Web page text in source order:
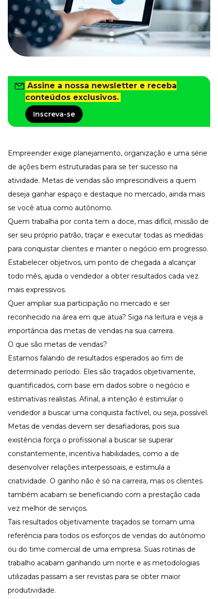
Tudo para facilitar a rotina
Imprensa
VR na Imprensa
Cursos
Todos os Cursos
Explore o nosso acervo
Departamento Pessoal
Para simplificar os processos
Eleve os resultados da organização
Gestão de Pessoas e Liderança
Recursos Humanos
Fortaleça a cultura organizacional
Desenvolva a sua equipe
Materiais Gratuitos
Materiais Gratuitos
Todos os Materiais Gratuitos
E-book
Aprofunde seu conhecimento
Ferramentas e Templates
Para agilizar o seu trabalho
Infográfico
Conteúdo prático e rápido
Kits
Lives
Newsletters
Assine a nossa newsletter e receba
conteúdos exclusivos.
Inscreva-se
Empreender exige planejamento, organização e uma série
de ações bem estruturadas para se ter sucesso na
atividade. Metas de vendas são imprescindíveis a quem
deseja ganhar espaço e destaque no mercado, ainda mais
se você atua como autônomo.
Quem trabalha por conta tem a doce, mas difícil, missão de
ser seu próprio patrão, traçar e executar todas as medidas
para conquistar clientes e manter o negócio em progresso.
Estabelecer objetivos, um ponto de chegada a alcançar
todo mês, ajuda o vendedor a obter resultados cada vez
mais expressivos.
Quer ampliar sua participação no mercado e ser
reconhecido na área em que atua? Siga na leitura e veja a
importância das metas de vendas na sua carreira.
O que são metas de vendas?
Estamos falando de resultados esperados ao fim de
determinado período. Eles são traçados objetivamente,
quantificados, com base em dados sobre o negócio e
estimativas realistas. Afinal, a intenção é estimular o
vendedor a buscar uma conquista factível, ou seja, possível.
Metas de vendas devem ser desafiadoras, pois sua
existência força o profissional a buscar se superar
constantemente, incentiva habilidades, como a de
desenvolver relações interpessoais, e estimula a
criatividade. O ganho não é só na carreira, mas os clientes
também acabam se beneficiando com a prestação cada
vez melhor de serviços.
Tais resultados objetivamente traçados se tornam uma
referência para todos os esforços de vendas do autônomo
ou do time comercial de uma empresa. Suas rotinas de
trabalho acabam ganhando um norte e as metodologias
utilizadas passam a ser revistas para se obter maior
produtividade.